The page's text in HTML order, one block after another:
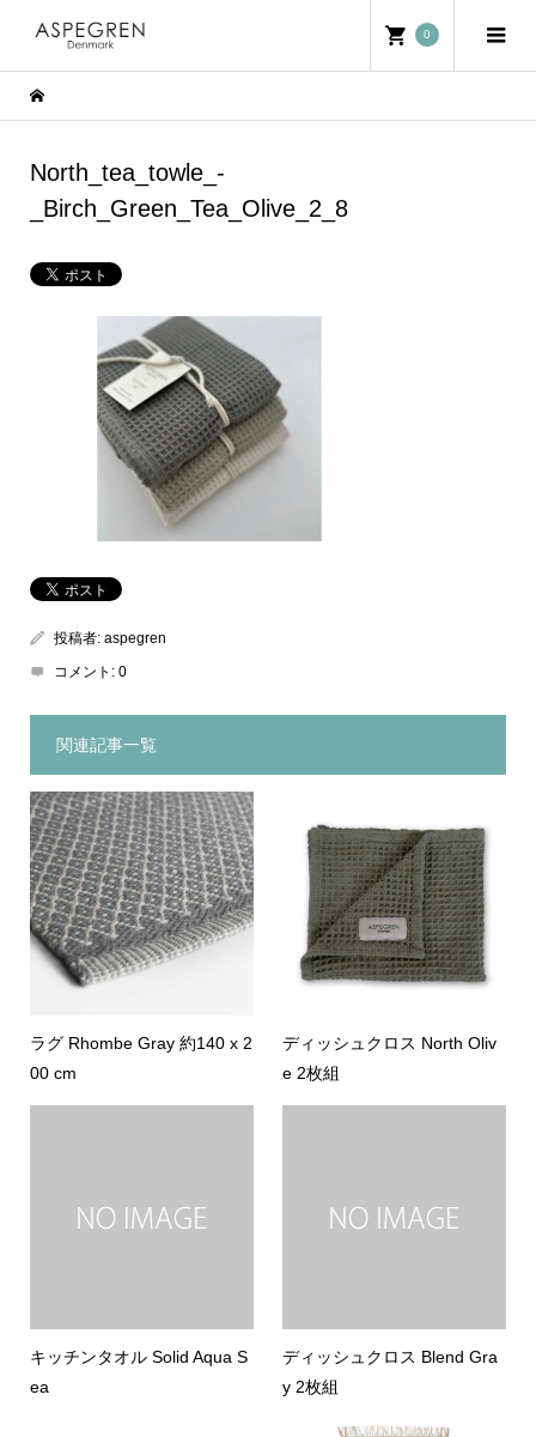
0
North_tea_towle_-
_Birch_Green_Tea_Olive_2_8
投稿者: aspegren
コメント: 0
関連記事一覧
ラグ Rhombe Gray 約140 x 2
00 cm
ディッシュクロス North Oliv
e 2枚組
キッチンタオル Solid Aqua S
ea
ディッシュクロス Blend Gra
y 2枚組